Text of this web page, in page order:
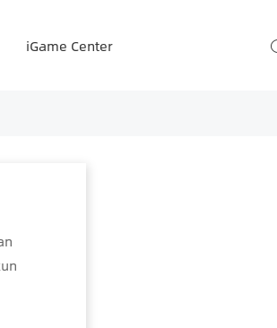
iGame Center